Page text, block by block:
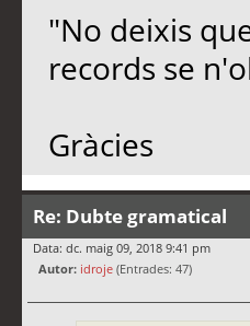
"No deixis
records se
Gràcies
Re: Dubte gramatical
Data: dc. maig 09, 2018 9:41 pm
Autor: idroje (Entrades: 47)